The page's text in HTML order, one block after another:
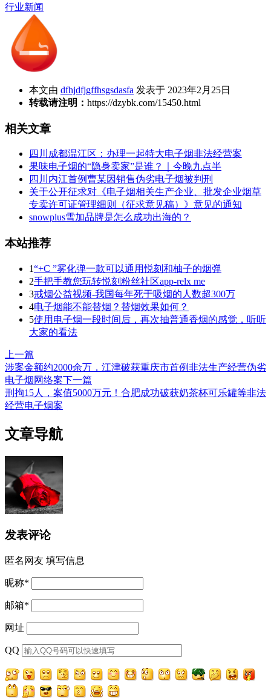
行业新闻
本文由 dfhjdfjgffhsgsdasfa 发表于 2023年2月25日
转载请注明： https://dzybk.com/15450.html
相关文章
四川成都温江区：办理一起特大电子烟非法经营案
果味电子烟的“隐身卖家”是谁？｜今晚九点半
四川内江首例曹某因销售伪劣电子烟被判刑
关于公开征求对《电子烟相关生产企业、批发企业烟草
专卖许可证管理细则（征求意见稿）》意见的通知
snowplus雪加品牌是怎么成功出海的？
本站推荐
1“+C ”雾化弹一款可以通用悦刻和柚子的烟弹
2手把手教您玩转悦刻粉丝社区app-relx me
3戒烟公益视频-我国每年死于吸烟的人数超300万
4电子烟能不能替烟？替烟效果如何？
5使用电子烟一段时间后，再次抽普通香烟的感觉，听听
大家的看法
上一篇
涉案金额约2000余万，江津破获重庆市首例非法生产经营伪劣
电子烟网络案下一篇
刑拘15人，案值5000万元！合肥成功破获奶茶杯可乐罐等非法
经营电子烟案
文章导航
发表评论
匿名网友 填写信息
昵称*
邮箱*
网址
QQ